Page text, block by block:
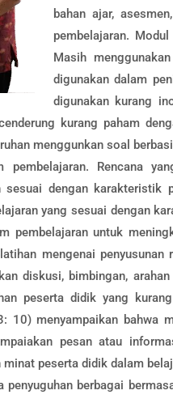
bahan ajar,
pembelajaran.
Masih
digunakan dalam
digunakan kurang
kurang paham
menggunkan soal
pembelajaran. Rencana
sesuai dengan karakteristik
yang sesuai dengan
pembelajaran untuk
mengenai
diskusi, bimbingan,
peserta didik yang
10) menyampaikan bahwa
pesan atau
minat peserta didik dalam
penyuguhan berbagai